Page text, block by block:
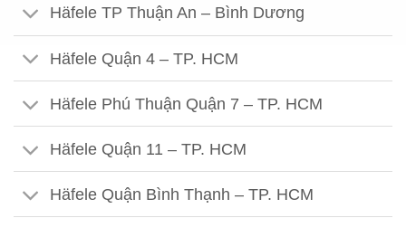
Häfele Kim Thành- Hải Dương
Häfele TP Thuận An – Bình Dương
Häfele Quận 4 – TP. HCM
Häfele Phú Thuận Quận 7 – TP. HCM
Häfele Quận 11 – TP. HCM
Häfele Quận Bình Thạnh – TP. HCM